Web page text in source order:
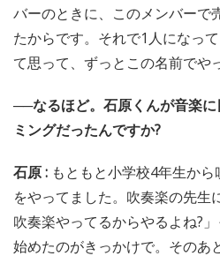
バーのときに、このメンバーで
たからです。それで1人になっ
て思って、ずっとこの名前でや
──なるほど。石原くんが音楽
ミングだったんですか?
石原 : もともと小学校4年生か
をやってました。吹奏楽の先生
吹奏楽やってるからやるよね?
始めたのがきっかけで。そのあ